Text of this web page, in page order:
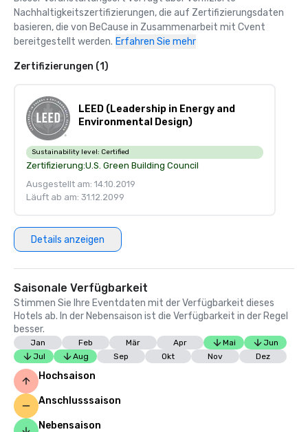
Nachhaltigkeitszertifizierungen, die auf Zertifizierungsdaten
basieren, die von BeCause in Zusammenarbeit mit Cvent
bereitgestellt werden. Erfahren Sie mehr
Zertifizierungen (1)
LEED (Leadership in Energy and
Environmental Design)
Sustainability level: Certified
Zertifizierung:U.S. Green Building Council
Ausgestellt am: 14.10.2019
Läuft ab am: 31.12.2099
Details anzeigen
Saisonale Verfügbarkeit
Stimmen Sie Ihre Eventdaten mit der Verfügbarkeit dieses
Hotels ab. In der Nebensaison ist die Verfügbarkeit in der Regel
besser.
Jan Feb Mär Apr Mai
Jun
Jul
Aug Sep Okt Nov Dez
Hochsaison
Anschlusssaison
Nebensaison